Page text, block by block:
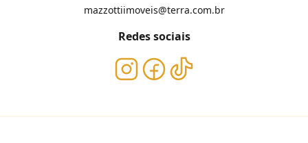
mazzottiimoveis@terra.com.br
Redes sociais